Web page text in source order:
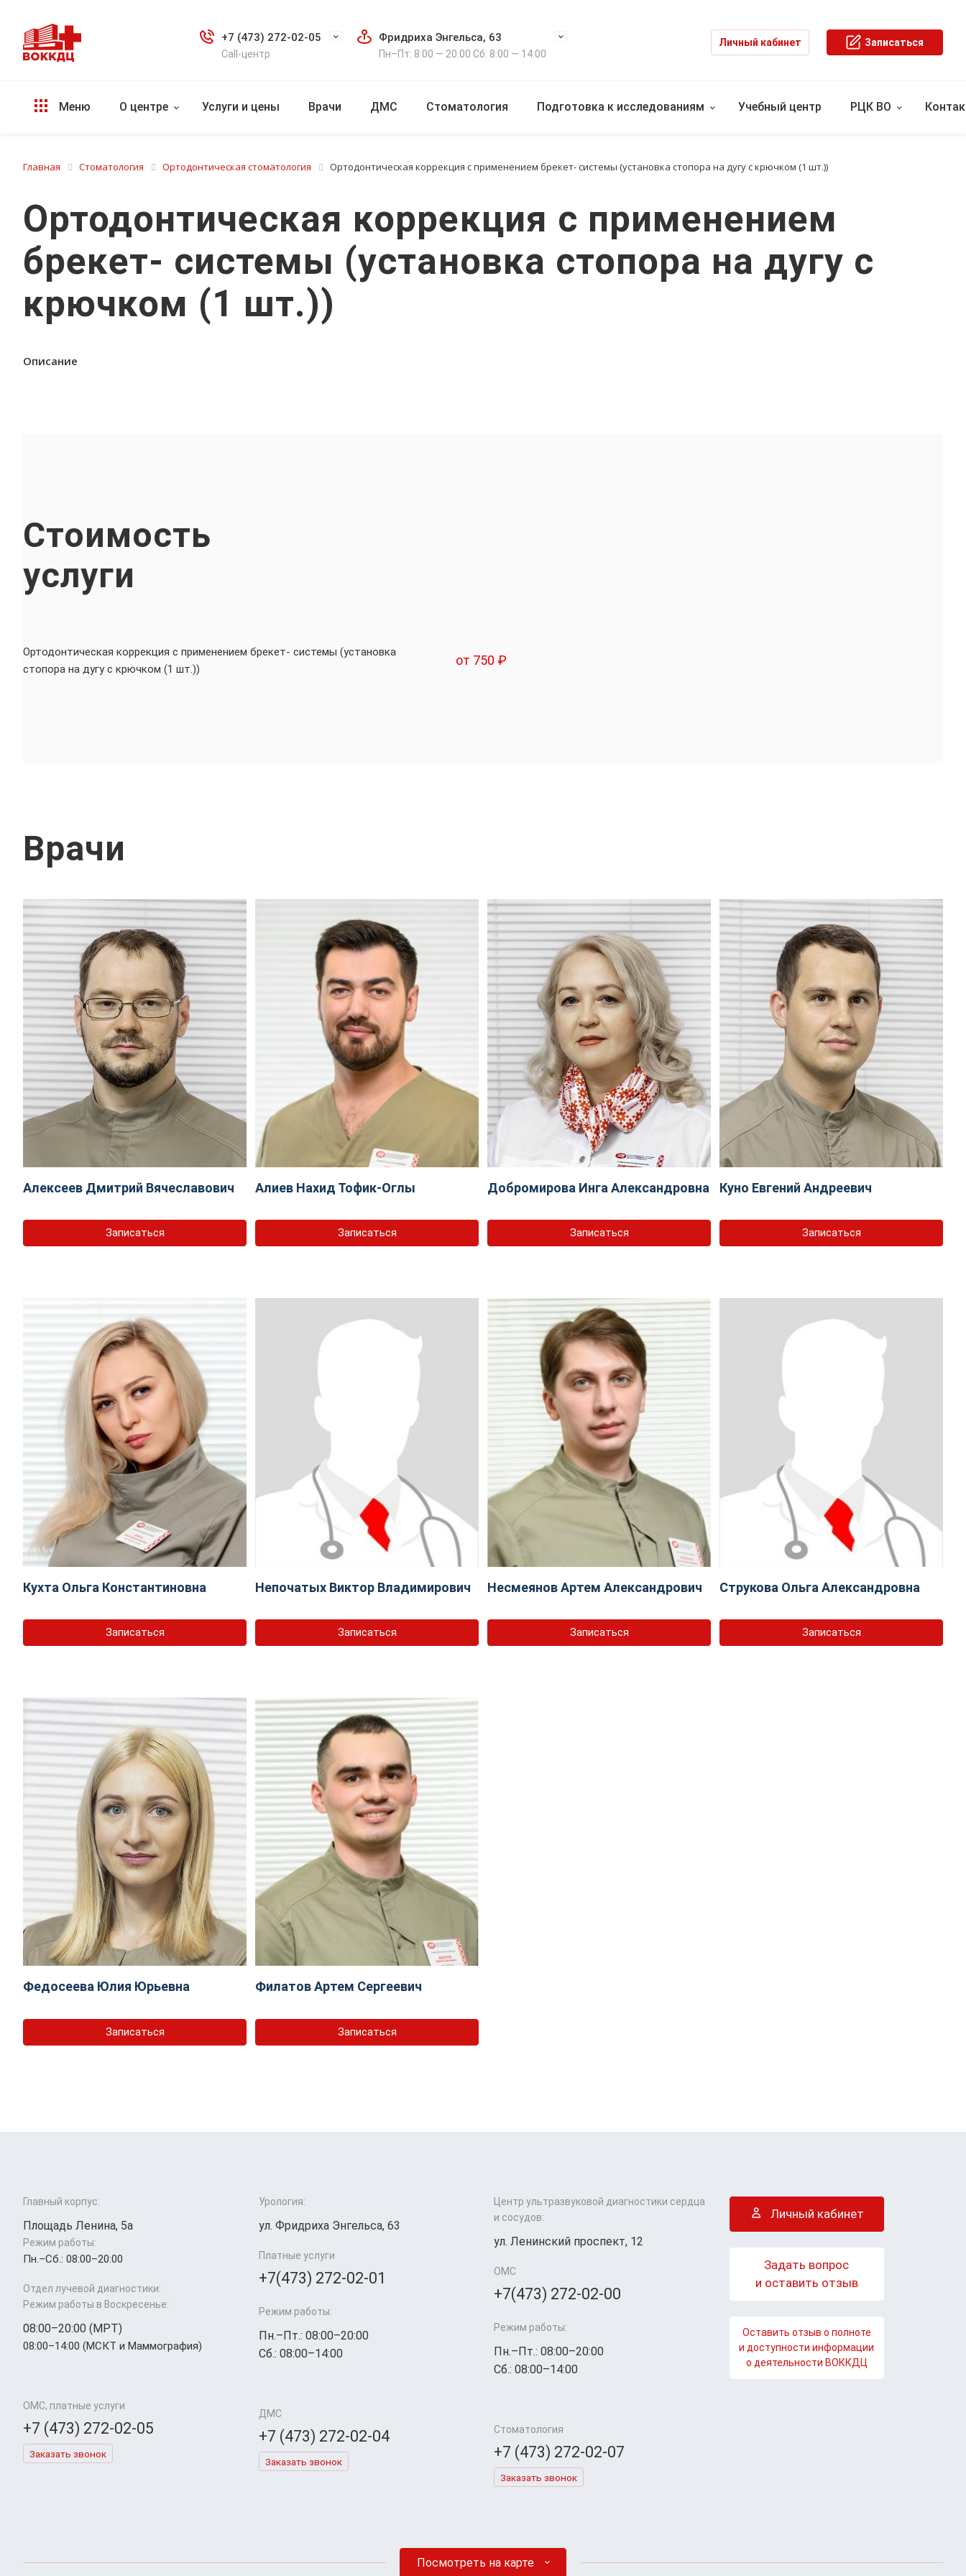
+7 (473) 272-02-05
Call-центр
Фридриха Энгельса, 63
Пн–Пт: 8:00 — 20:00 Сб: 8:00 — 14:00
Личный кабинет Записаться
Меню О центре Услуги и цены Врачи ДМС Стоматология Подготовка к исследованиям Учебный центр РЦК ВО
Главная Стоматология Ортодонтическая стоматология Ортодонтическая коррекция с применением брекет- системы (установка стопора на дугу с крючком (1 шт.))
Ортодонтическая коррекция с применением
брекет- системы (установка стопора на дугу с
крючком (1 шт.))
Описание
Стоимость
услуги
Ортодонтическая коррекция с применением брекет- системы (установка
стопора на дугу с крючком (1 шт.))
от 750 ₽
Врачи
Алексеев Дмитрий Вячеславович
Записаться
Алиев Нахид Тофик-Оглы
Записаться
Добромирова Инга Александровна
Записаться
Куно Евгений Андреевич
Записаться
Кухта Ольга Константиновна
Записаться
Непочатых Виктор Владимирович
Записаться
Несмеянов Артем Александрович
Записаться
Струкова Ольга Александровна
Записаться
Федосеева Юлия Юрьевна
Записаться
Филатов Артем Сергеевич
Записаться
Главный корпус:
Площадь Ленина, 5а
Режим работы:
Пн.–Cб.: 08:00–20:00
Отдел лучевой диагностики:
Режим работы в Воскресенье:
08:00–20:00 (МРТ)
08:00–14:00 (МСКТ и Маммография)
ОМС, платные услуги
+7 (473) 272-02-05
Заказать звонок
Урология:
ул. Фридриха Энгельса, 63
Платные услуги
+7(473) 272-02-01
Режим работы:
Пн.–Пт.: 08:00–20:00
Сб.: 08:00–14:00
ДМС
+7 (473) 272-02-04
Заказать звонок
Центр ультразвуковой диагностики сердца
и сосудов:
ул. Ленинский проспект, 12
ОМС
+7(473) 272-02-00
Режим работы:
Пн.–Пт.: 08:00–20:00
Сб.: 08:00–14:00
Стоматология
+7 (473) 272-02-07
Заказать звонок
Личный кабинет
Задать вопрос
и оставить отзыв
Оставить отзыв о полноте
и доступности информации
о деятельности ВОККДЦ
Посмотреть на карте